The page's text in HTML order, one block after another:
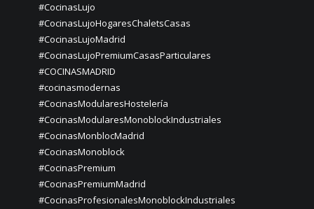
#CocinasLujo
#CocinasLujoHogaresChaletsCasas
#CocinasLujoMadrid
#CocinasLujoPremiumCasasParticulares
#COCINASMADRID
#cocinasmodernas
#CocinasModularesHostelería
#CocinasModularesMonoblockIndustriales
#CocinasMonblocMadrid
#CocinasMonoblock
#CocinasPremium
#CocinasPremiumMadrid
#CocinasProfesionalesMonoblockIndustriales